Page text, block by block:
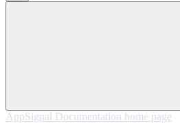
AppSignal Documentation home page